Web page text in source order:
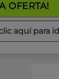
OFERTA!
aquí para